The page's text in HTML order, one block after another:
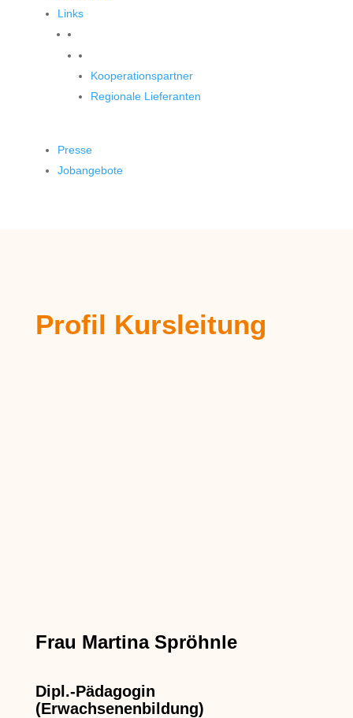
Links
Kooperationspartner
Regionale Lieferanten
Presse
Jobangebote
Profil Kursleitung
Frau Martina Spröhnle
Dipl.-Pädagogin
(Erwachsenenbildung)